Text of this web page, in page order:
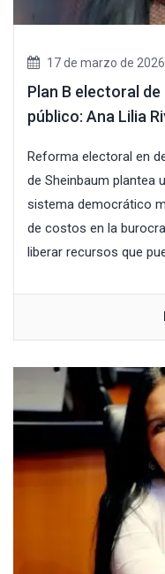
17 de marzo de 2026
Plan B electoral
público: Ana Lilia
Reforma electoral en
de Sheinbaum plantea
sistema democrático
de costos en la
liberar recursos que